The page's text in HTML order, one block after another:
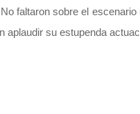
faltaron sobre el
su estupenda